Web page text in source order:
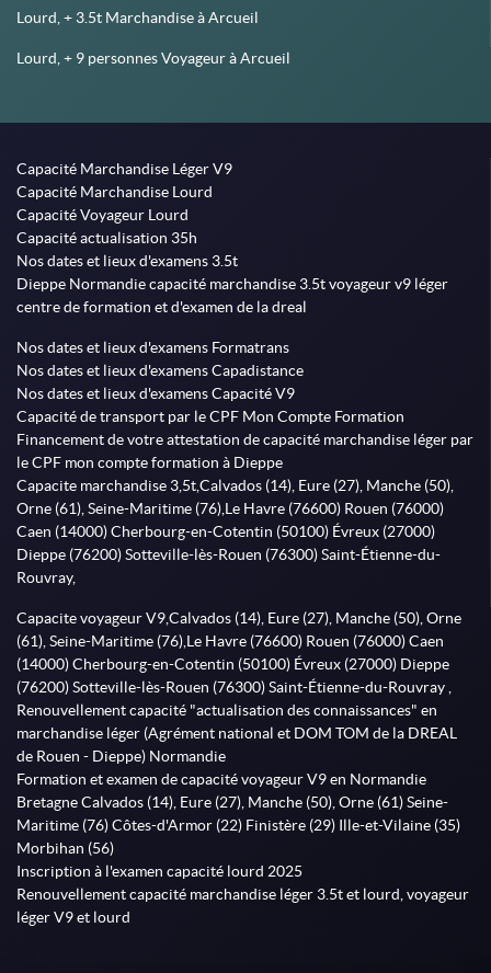
Lourd, + 3.5t Marchandise à Arcueil
Lourd, + 9 personnes Voyageur à Arcueil
Capacité Marchandise Léger V9
Capacité Marchandise Lourd
Capacité Voyageur Lourd
Capacité actualisation 35h
Nos dates et lieux d'examens 3.5t
Dieppe Normandie capacité marchandise 3.5t voyageur v9 léger
centre de formation et d'examen de la dreal
Nos dates et lieux d'examens Formatrans
Nos dates et lieux d'examens Capadistance
Nos dates et lieux d'examens Capacité V9
Capacité de transport par le CPF Mon Compte Formation
Financement de votre attestation de capacité marchandise léger par
le CPF mon compte formation à Dieppe
Capacite marchandise 3,5t,Calvados (14), Eure (27), Manche (50),
Orne (61), Seine-Maritime (76),Le Havre (76600) Rouen (76000)
Caen (14000) Cherbourg-en-Cotentin (50100) Évreux (27000)
Dieppe (76200) Sotteville-lès-Rouen (76300) Saint-Étienne-du-
Rouvray,
Capacite voyageur V9,Calvados (14), Eure (27), Manche (50), Orne
(61), Seine-Maritime (76),Le Havre (76600) Rouen (76000) Caen
(14000) Cherbourg-en-Cotentin (50100) Évreux (27000) Dieppe
(76200) Sotteville-lès-Rouen (76300) Saint-Étienne-du-Rouvray ,
Renouvellement capacité "actualisation des connaissances" en
marchandise léger (Agrément national et DOM TOM de la DREAL
de Rouen - Dieppe) Normandie
Formation et examen de capacité voyageur V9 en Normandie
Bretagne Calvados (14), Eure (27), Manche (50), Orne (61) Seine-
Maritime (76) Côtes-d'Armor (22) Finistère (29) Ille-et-Vilaine (35)
Morbihan (56)
Inscription à l'examen capacité lourd 2025
Renouvellement capacité marchandise léger 3.5t et lourd, voyageur
léger V9 et lourd